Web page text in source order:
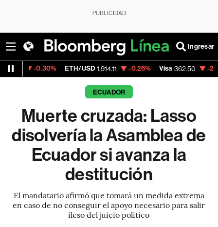
PUBLICIDAD
Ingresar
ETH/USD 1,914.11 -0.26% Visa 362.50 -2.15%
ECUADOR
Muerte cruzada: Lasso
disolvería la Asamblea de
Ecuador si avanza la
destitución
El mandatario afirmó que tomará un medida extrema
en caso de no conseguir el apoyo necesario para salir
ileso del juicio político